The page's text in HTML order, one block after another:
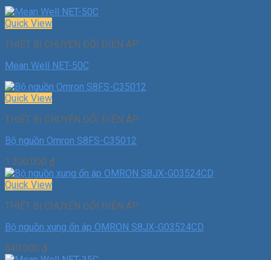
Quick View
THIẾT BỊ CHUYỂN ĐỔI ĐIỆN ÁP
Mean Well NET-50C
Quick View
THIẾT BỊ CHUYỂN ĐỔI ĐIỆN ÁP
Bộ nguồn Omron S8FS-C35012
1.300.000 ₫
Quick View
THIẾT BỊ CHUYỂN ĐỔI ĐIỆN ÁP
Bộ nguồn xung ổn áp OMRON S8JX-G03524CD
840.000 ₫